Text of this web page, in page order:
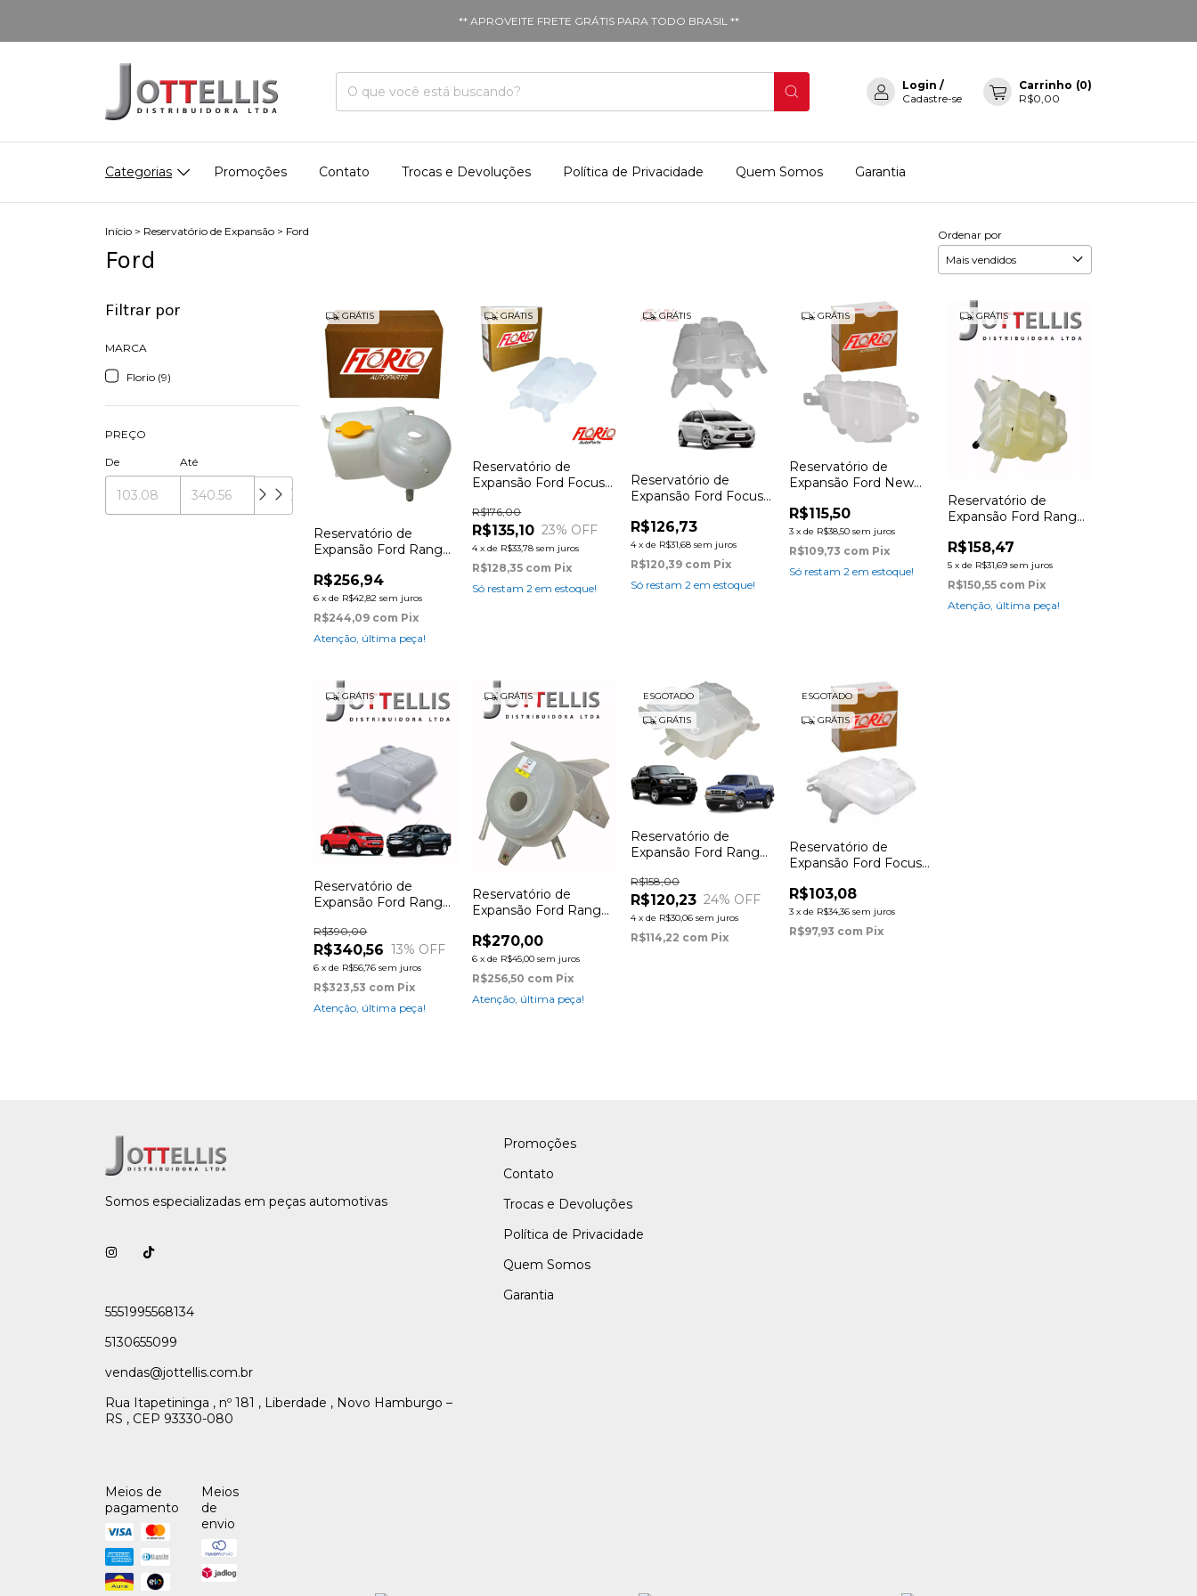
** APROVEITE FRETE GRÁTIS PARA TODO BRASIL **
Login /
Cadastre-se
Carrinho (0)
R$0,00
Categorias Promoções Contato Trocas e Devoluções Política de Privacidade Quem Somos Garantia
Início > Reservatório de Expansão > Ford
Ford
Ordenar por
Filtrar por
MARCA
Florio (9)
PREÇO
De Até
GRÁTIS
Reservatório de
Expansão Ford Ranger
duas saídas)
R$256,94
6 xde R$42,82 sem juros
R$244,09 com Pix
Atenção, última peça!
GRÁTIS
Reservatório de
Expansão Ford Focus
R$135,10
R$176,00
23% OFF
4 xde R$33,78 sem juros
R$128,35 com Pix
Só restam2 em estoque!
GRÁTIS
Reservatório de
Expansão Ford Focus
R$126,73
4 xde R$31,68 sem juros
R$120,39 com Pix
Só restam2 em estoque!
GRÁTIS
Reservatório de
Expansão Ford New
R$115,50
3 xde R$38,50 sem juros
R$109,73 com Pix
Só restam2 em estoque!
GRÁTIS
Reservatório de
Expansão Ford Ranger
R$158,47
5 xde R$31,69 sem juros
R$150,55 com Pix
Atenção, última peça!
GRÁTIS
Reservatório de
Expansão Ford Ranger
R$340,56
R$390,00
13% OFF
6 xde R$56,76 sem juros
R$323,53 com Pix
Atenção, última peça!
GRÁTIS
Reservatório de
Expansão Ford Ranger
R$270,00
6 xde R$45,00 sem juros
R$256,50 com Pix
Atenção, última peça!
ESGOTADO
GRÁTIS
Reservatório de
Expansão Ford Ranger
R$120,23
R$158,00
24% OFF
4 xde R$30,06 sem juros
R$114,22 com Pix
ESGOTADO
GRÁTIS
Reservatório de
Expansão Ford Focus
R$103,08
3 xde R$34,36 sem juros
R$97,93 com Pix
Somos especializadas em peças automotivas
5551995568134
5130655099
vendas@jottellis.com.br
Rua Itapetininga , nº 181 , Liberdade , Novo Hamburgo –
RS , CEP 93330-080
Promoções
Contato
Trocas e Devoluções
Política de Privacidade
Quem Somos
Garantia
Meios de
pagamento
Meios
de
envio